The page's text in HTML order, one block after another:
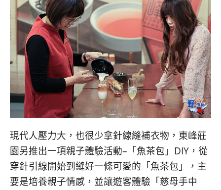
現代人壓力大，也很少拿針線縫補衣物，東峰莊
園另推出一項親子體驗活動–「魚茶包」DIY，從
穿針引線開始到縫好一條可愛的「魚茶包」，主
要是培養親子情感，並讓遊客體驗「慈母手中